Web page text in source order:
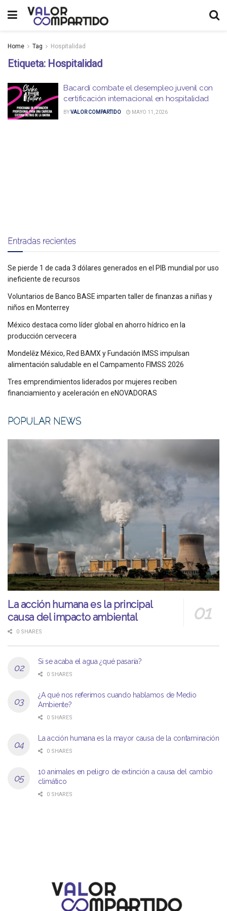
Home Tag Hospitalidad
Etiqueta: Hospitalidad
Bacardí combate el desempleo juvenil con
certificación internacional en hospitalidad
BYVALOR COMPARTIDO MAYO 11, 2026
Entradas recientes
Se pierde 1 de cada 3 dólares generados en el PIB mundial por uso
ineficiente de recursos
Voluntarios de Banco BASE imparten taller de finanzas a niñas y
niños en Monterrey
México destaca como líder global en ahorro hídrico en la
producción cervecera
Mondelēz México, Red BAMX y Fundación IMSS impulsan
alimentación saludable en el Campamento FIMSS 2026
Tres emprendimientos liderados por mujeres reciben
financiamiento y aceleración en eNOVADORAS
POPULAR NEWS
La acción humana es la principal
causa del impacto ambiental
0 SHARES
Si se acaba el agua ¿qué pasaría?
0 SHARES
¿A qué nos referimos cuando hablamos de Medio
Ambiente?
0 SHARES
La acción humana es la mayor causa de la contaminación
0 SHARES
10 animales en peligro de extinción a causa del cambio
climático
0 SHARES